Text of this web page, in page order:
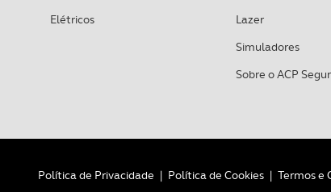
Elétricos
Lazer
Simuladores
Sobre o ACP
Política de Privacidade | Política de Cookies | Termos e